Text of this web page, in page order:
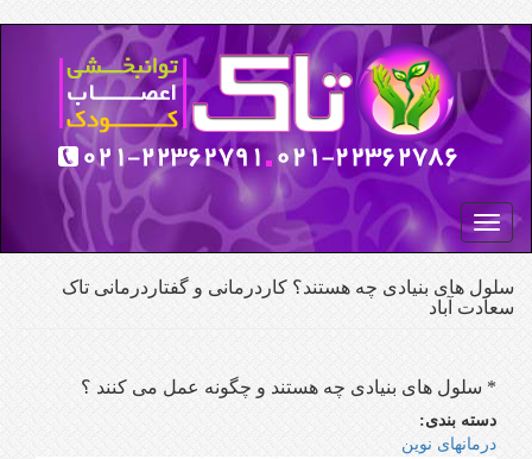
رفتن
به
محتوای
اصلی
Toggle
navigation
سلول هاى بنيادى چه هستند؟ کاردرمانی و گفتاردرمانی تاک
سعادت آباد
* سلول های بنیادی چه هستند و چگونه عمل می كنند ؟
دسته بندی:
درمانهای نوین